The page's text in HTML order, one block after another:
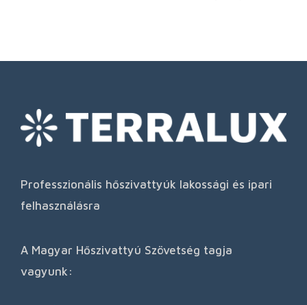
Professzionális hőszivattyúk lakossági és ipari
felhasználásra
A Magyar Hőszivattyú Szövetség tagja
vagyunk: